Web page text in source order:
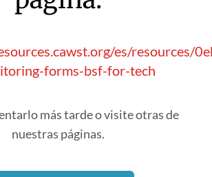
es/resources/
forms-bsf-for-tech
más tarde o visite otras de
nuestras páginas.